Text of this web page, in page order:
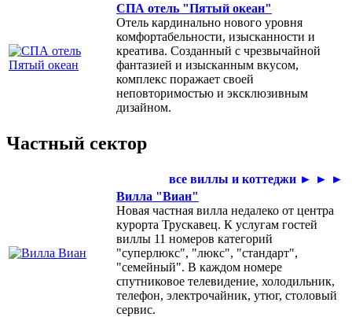
СПА отель "Пятый океан"
Отель кардинально нового уровня
комфортабельности, изысканности и
креатива. Созданный с чрезвычайной
фантазией и изысканным вкусом,
комплекс поражает своей
неповторимостью и эксклюзивным
дизайном.
Частный сектор
все виллы и коттеджи ► ► ►
Вилла "Виан"
Новая частная вилла недалеко от центра
курорта Трускавец. К услугам гостей
виллы 11 номеров категорий
"суперлюкс", "люкс", "стандарт",
"семейный". В каждом номере
спутниковое телевидение, холодильник,
телефон, электрочайник, утюг, столовый
сервис.